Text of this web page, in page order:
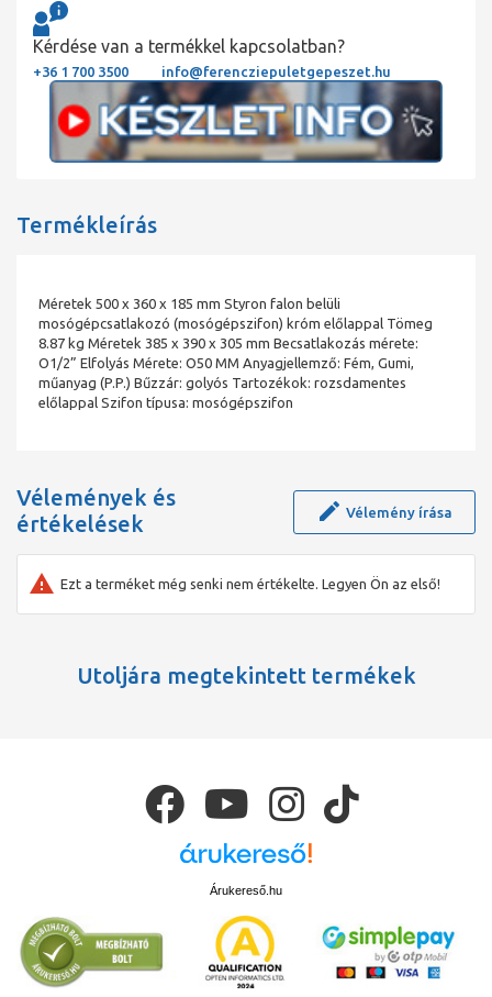
Kérdése van a termékkel kapcsolatban?
+36 1 700 3500 info@ferencziepuletgepeszet.hu
Termékleírás
Méretek 500 x 360 x 185 mm Styron falon belüli
mosógépcsatlakozó (mosógépszifon) króm előlappal Tömeg
8.87 kg Méretek 385 x 390 x 305 mm Becsatlakozás mérete:
O1/2” Elfolyás Mérete: O50 MM Anyagjellemző: Fém, Gumi,
műanyag (P.P.) Bűzzár: golyós Tartozékok: rozsdamentes
előlappal Szifon típusa: mosógépszifon
Vélemények és
értékelések
Vélemény írása
Ezt a terméket még senki nem értékelte. Legyen Ön az első!
Utoljára megtekintett termékek
Árukereső.hu